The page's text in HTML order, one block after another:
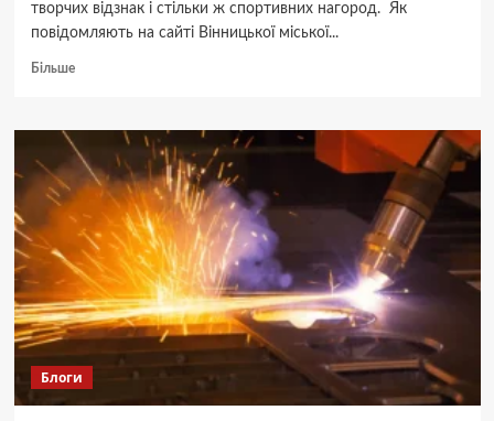
творчих відзнак і стільки ж спортивних нагород. Як
повідомляють на сайті Вінницької міської...
БільшеДокладніше
Вінниці
відзначили
найактивніших
у
навчанні,
творчості
та
спорті
учнів
Блоги